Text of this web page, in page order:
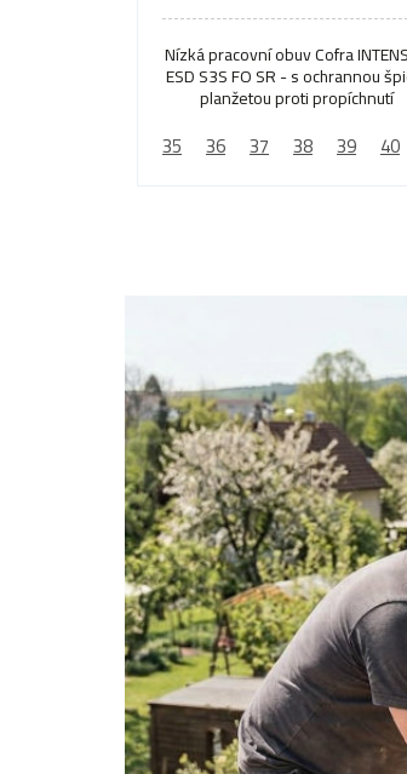
Nízká pracovní obuv Cofra
ESD S3S FO SR - s ochrannou
planžetou proti propíchnutí
35 36 37 38 39 40